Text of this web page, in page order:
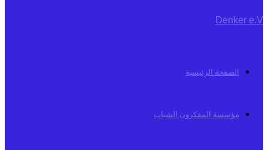
الصفحة الرئيسية
مؤسسة المفكرون الشباب